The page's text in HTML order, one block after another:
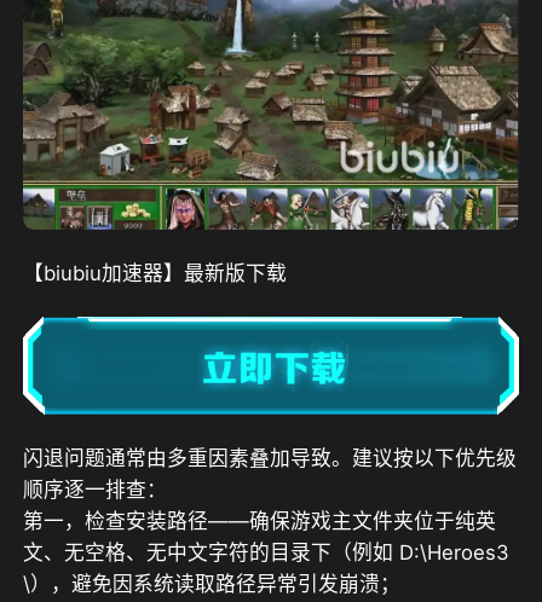
【biubiu加速器】最新版下载
闪退问题通常由多重因素叠加导致。建议按以下优先级
顺序逐一排查：
第一，检查安装路径——确保游戏主文件夹位于纯英
文、无空格、无中文字符的目录下（例如 D:\Heroes3
\），避免因系统读取路径异常引发崩溃；